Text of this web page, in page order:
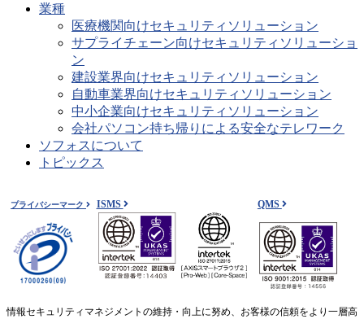
業種
医療機関向けセキュリティソリューション
サプライチェーン向けセキュリティソリューショ
ン
建設業界向けセキュリティソリューション
自動車業界向けセキュリティソリューション
中小企業向けセキュリティソリューション
会社パソコン持ち帰りによる安全なテレワーク
ソフォスについて
トピックス
プライバシーマーク ISMS QMS
情報セキュリティマネジメントの維持・向上に努め、お客様の信頼をより一層高